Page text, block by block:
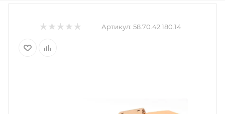
Артикул: 58.70.42.180.14